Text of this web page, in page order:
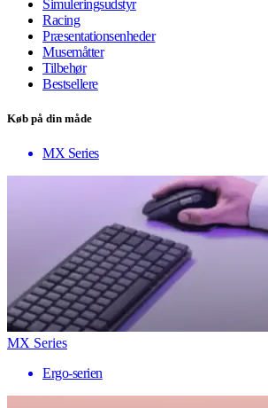
Simuleringsudstyr
Racing
Præsentationsenheder
Musemåtter
Tilbehør
Bestsellere
Køb på din måde
MX Series
MX Series
Ergo-serien